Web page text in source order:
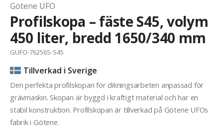
Götene UFO
Profilskopa – fäste S45, volym
450 liter, bredd 1650/340 mm
GUFO-76256S-S45
Tillverkad i Sverige
Den perfekta profilskopan för dikningsarbeten anpassad för
grävmaskin. Skopan är byggd i kraftigt material och har en
stabil konstruktion. Profilskopan är tillverkad på Götene UFOs
fabrik i Götene.